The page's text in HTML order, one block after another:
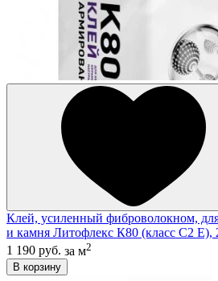
Клей, усиленный фиброволокном,
и камня Литофлекс К80 (класс С2 E),
1 190 руб. за м2
В корзину